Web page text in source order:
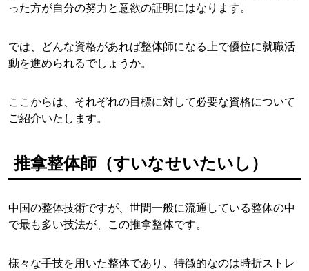
った方が自分の努力と意欲の証明にはなります。
では、どんな資格があれば整体師になる上で優位に就職活
動を進められるでしょうか。
ここからは、それぞれの目標に対して必要な資格について
ご紹介いたします。
推拿整体師（すいなせいたいし）
中国の整体技術ですが、世間一般に流通している整体の中
で最も多い技法が、この推拿整体です。
様々な手技を用いた整体であり、特徴的なのは時折ストレ